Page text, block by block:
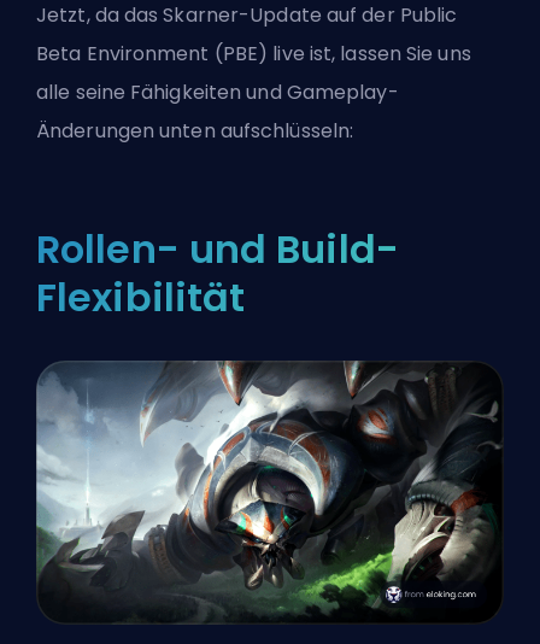
Jetzt, da das Skarner-Update auf der Public
Beta Environment (PBE) live ist, lassen Sie uns
alle seine Fähigkeiten und Gameplay-
Änderungen unten aufschlüsseln:
Rollen- und Build-
Flexibilität